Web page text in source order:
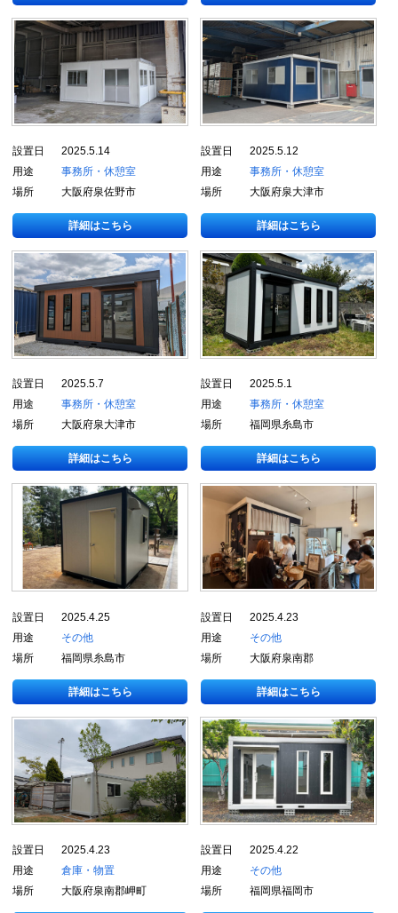
設置日
2025.5.14
用途
事務所・休憩室
場所
大阪府泉佐野市
詳細はこちら
設置日
2025.5.12
用途
事務所・休憩室
場所
大阪府泉大津市
詳細はこちら
設置日
2025.5.7
用途
事務所・休憩室
場所
大阪府泉大津市
詳細はこちら
設置日
2025.5.1
用途
事務所・休憩室
場所
福岡県糸島市
詳細はこちら
設置日
2025.4.25
用途
その他
場所
福岡県糸島市
詳細はこちら
設置日
2025.4.23
用途
その他
場所
大阪府泉南郡
詳細はこちら
設置日
2025.4.23
用途
倉庫・物置
場所
大阪府泉南郡岬町
設置日
2025.4.22
用途
その他
場所
福岡県福岡市